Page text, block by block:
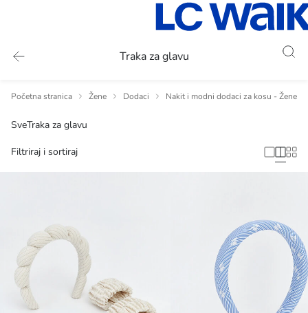
Traka za glavu
Početna stranica Žene Dodaci Nakit i modni dodaci za kosu - Žene
SveTraka za glavu
Filtriraj i sortiraj